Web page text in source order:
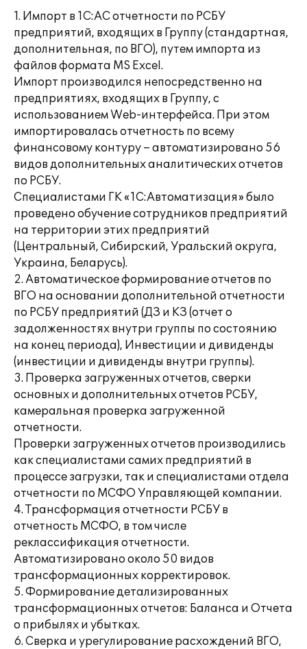
1. Импорт в 1С:АС отчетности по РСБУ
предприятий, входящих в Группу (стандартная,
дополнительная, по ВГО), путем импорта из
файлов формата MS Excel.
Импорт производился непосредственно на
предприятиях, входящих в Группу, с
использованием Web-интерфейса. При этом
импортировалась отчетность по всему
финансовому контуру – автоматизировано 56
видов дополнительных аналитических отчетов
по РСБУ.
Специалистами ГК «1С:Автоматизация» было
проведено обучение сотрудников предприятий
на территории этих предприятий
(Центральный, Сибирский, Уральский округа,
Украина, Беларусь).
2. Автоматическое формирование отчетов по
ВГО на основании дополнительной отчетности
по РСБУ предприятий (ДЗ и КЗ (отчет о
задолженностях внутри группы по состоянию
на конец периода), Инвестиции и дивиденды
(инвестиции и дивиденды внутри группы).
3. Проверка загруженных отчетов, сверки
основных и дополнительных отчетов РСБУ,
камеральная проверка загруженной
отчетности.
Проверки загруженных отчетов производились
как специалистами самих предприятий в
процессе загрузки, так и специалистами отдела
отчетности по МСФО Управляющей компании.
4. Трансформация отчетности РСБУ в
отчетность МСФО, в том числе
реклассификация отчетности.
Автоматизировано около 50 видов
трансформационных корректировок.
5. Формирование детализированных
трансформационных отчетов: Баланса и Отчета
о прибылях и убытках.
6. Сверка и урегулирование расхождений ВГО,